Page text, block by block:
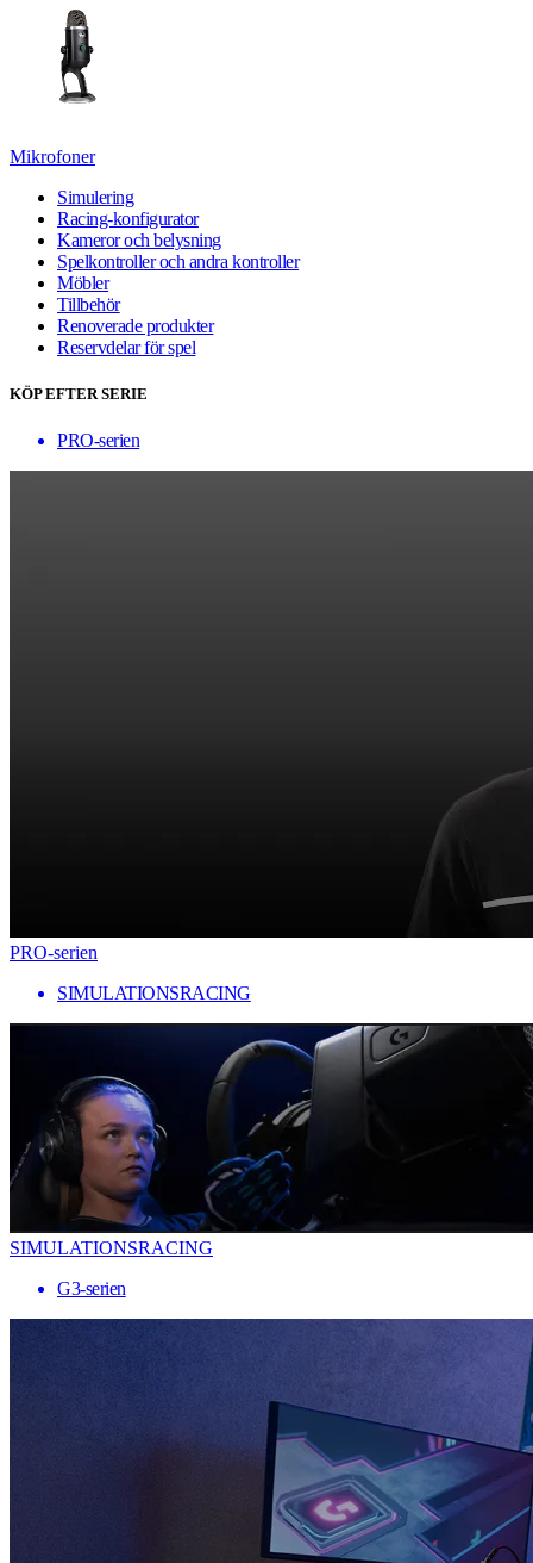
Mikrofoner
Simulering
Racing-konfigurator
Kameror och belysning
Spelkontroller och andra kontroller
Möbler
Tillbehör
Renoverade produkter
Reservdelar för spel
KÖP EFTER SERIE
PRO-serien
PRO-serien
SIMULATIONSRACING
SIMULATIONSRACING
G3-serien